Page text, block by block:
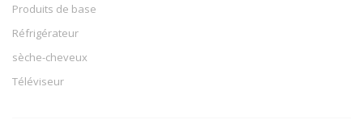
Produits de base
Réfrigérateur
sèche-cheveux
Téléviseur